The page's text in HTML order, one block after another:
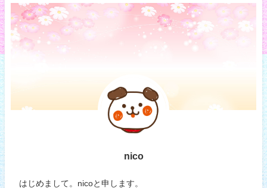
nico
はじめまして。nicoと申します。